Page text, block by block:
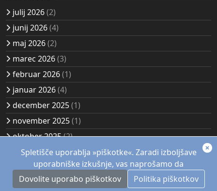
julij 2026(2)
junij 2026(4)
maj 2026(2)
marec 2026(3)
februar 2026(1)
januar 2026(4)
december 2025(1)
november 2025(1)
oktober 2025(2)
avgust 2025(2)
© 1957 - 2026, Akademsko planinsko društvo Kozjak
Spletišče uporablja »piškotke«. Zaradi izboljšave
uporabniške izkušnje, vas naprošamo da
Dovolite uporabo piškotkov
Politika piškotkov